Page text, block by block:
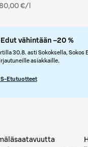
€/l
vähintään –20 %
30.8. asti Sokoksella, Sokos
asiakkaille.
S-Etutuotteet